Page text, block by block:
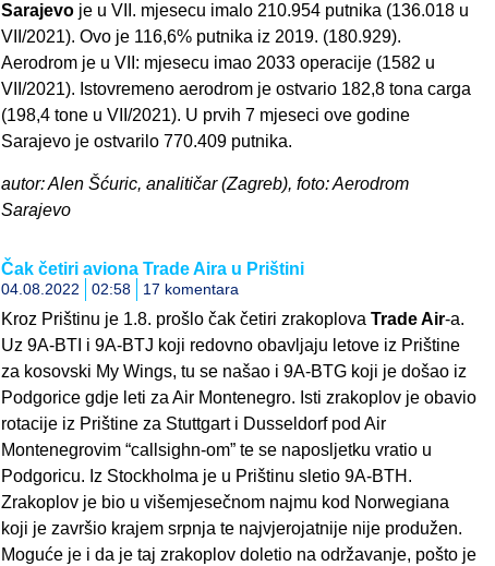
Sarajevoje u VII. mjesecu imalo 210.954 putnika (136.018 u
VII/2021). Ovo je 116,6% putnika iz 2019. (180.929).
Aerodrom je u VII: mjesecu imao 2033 operacije (1582 u
VII/2021). Istovremeno aerodrom je ostvario 182,8 tona carga
(198,4 tone u VII/2021). U prvih 7 mjeseci ove godine
Sarajevo je ostvarilo 770.409 putnika.
autor: Alen Šćuric, analitičar (Zagreb), foto: Aerodrom
Sarajevo
Čak četiri aviona Trade Aira u Prištini
04.08.2022 02:58 17 komentara
Kroz Prištinu je 1.8. prošlo čak četiri zrakoplova Trade Air-a.
Uz 9A-BTI i 9A-BTJ koji redovno obavljaju letove iz Prištine
za kosovski My Wings, tu se našao i 9A-BTG koji je došao iz
Podgorice gdje leti za Air Montenegro. Isti zrakoplov je obavio
rotacije iz Prištine za Stuttgart i Dusseldorf pod Air
Montenegrovim “callsighn-om” te se naposljetku vratio u
Podgoricu. Iz Stockholma je u Prištinu sletio 9A-BTH.
Zrakoplov je bio u višemjesečnom najmu kod Norwegiana
koji je završio krajem srpnja te najvjerojatnije nije produžen.
Moguće je i da je taj zrakoplov doletio na održavanje, pošto je